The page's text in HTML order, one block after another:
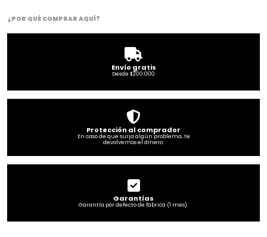
¿POR QUÉ COMPRAR AQUÍ?
Envío gratis
Desde $200.000
Protección al comprador
En caso de que surja algún problema, te
devolvemos el dinero.
Garantías
Garantía por defecto de fábrica (1 mes).